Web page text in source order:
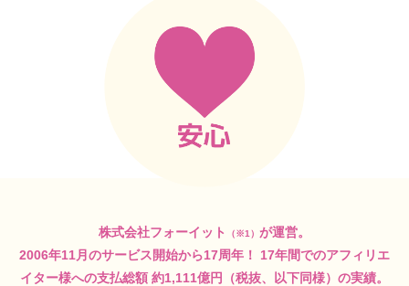
株式会社フォーイット （※1） が運営。
2006年11月のサービス開始から17周年！
17年間でのアフィリエ
イター様への支払総額 約1,111億円（税抜、以下同様）の実績。